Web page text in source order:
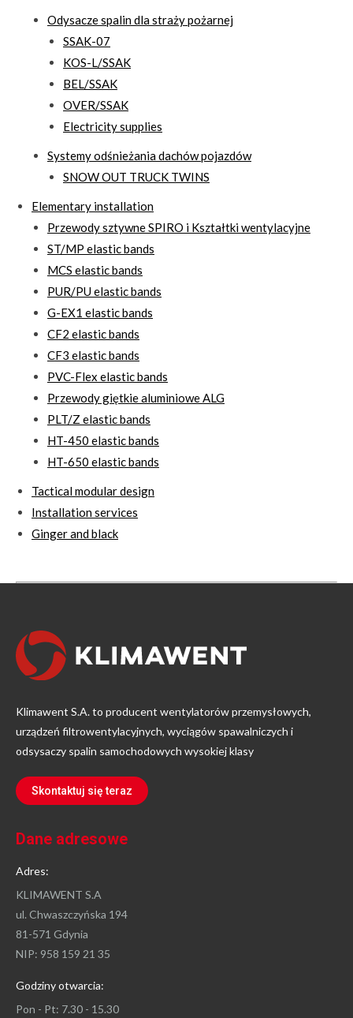
Odysacze spalin dla straży pożarnej
SSAK-07
KOS-L/SSAK
BEL/SSAK
OVER/SSAK
Electricity supplies
Systemy odśnieżania dachów pojazdów
SNOW OUT TRUCK TWINS
Elementary installation
Przewody sztywne SPIRO i Kształtki wentylacyjne
ST/MP elastic bands
MCS elastic bands
PUR/PU elastic bands
G-EX1 elastic bands
CF2 elastic bands
CF3 elastic bands
PVC-Flex elastic bands
Przewody giętkie aluminiowe ALG
PLT/Z elastic bands
HT-450 elastic bands
HT-650 elastic bands
Tactical modular design
Installation services
Ginger and black
Klimawent S.A. to producent wentylatorów przemysłowych,
urządzeń filtrowentylacyjnych, wyciągów spawalniczych i
odsysaczy spalin samochodowych wysokiej klasy
Skontaktuj się teraz
Dane adresowe
Adres:
KLIMAWENT S.A
ul. Chwaszczyńska 194
81-571 Gdynia
NIP: 958 159 21 35
Godziny otwarcia:
Pon - Pt: 7.30 - 15.30